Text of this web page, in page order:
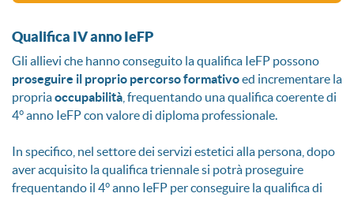
Qualifica IV anno IeFP
Gli allievi che hanno conseguito la qualifica IeFP possono
proseguire il proprio percorso formativoed incrementare la
propriaoccupabilità , frequentando una qualifica coerente di
4° anno IeFP con valore di diploma professionale.
In specifico, nel settore dei servizi estetici alla persona, dopo
aver acquisito la qualifica triennale si potrà proseguire
frequentando il 4° anno IeFP per conseguire la qualifica di